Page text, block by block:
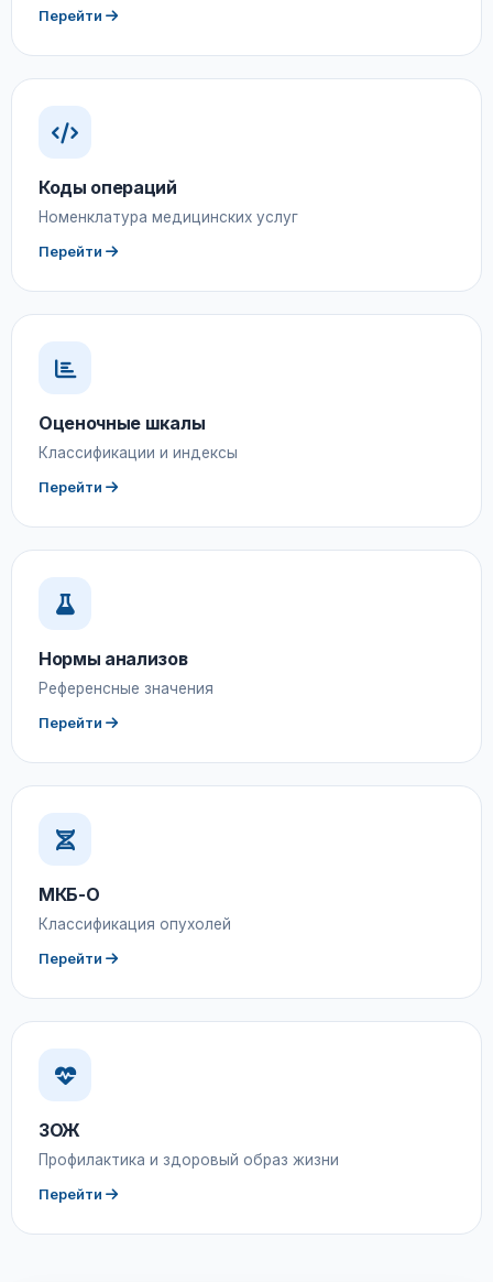
Перейти
Коды операций
Номенклатура медицинских услуг
Перейти
Оценочные шкалы
Классификации и индексы
Перейти
Нормы анализов
Референсные значения
Перейти
МКБ-О
Классификация опухолей
Перейти
ЗОЖ
Профилактика и здоровый образ жизни
Перейти